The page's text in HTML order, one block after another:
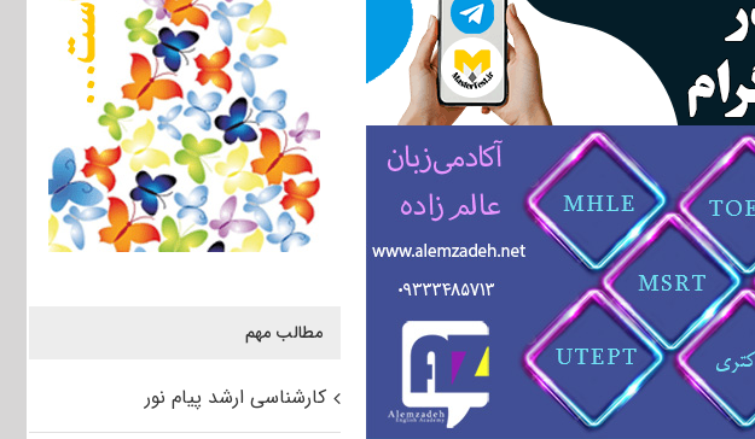
مطالب مهم
کارشناسی ارشد پیام نور